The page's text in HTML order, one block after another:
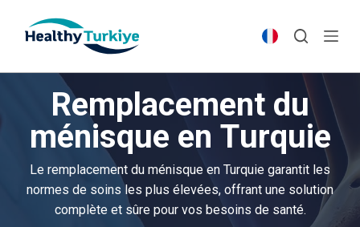
p
Remplacement du
ménisque en Turquie
Le remplacement du ménisque en Turquie garantit les
normes de soins les plus élevées, offrant une solution
complète et sûre pour vos besoins de santé.